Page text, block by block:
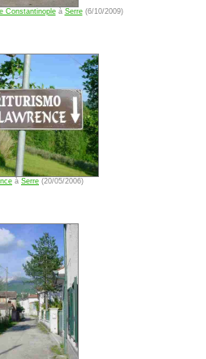
Constantinopleà Serre(6/10/2009)
à Serre (20/05/2006)